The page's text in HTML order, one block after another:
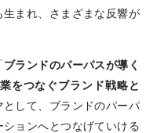
まれ、さまざまな反響が
ブランドのパーパスが導く
をつなぐブランド戦略と
として、ブランドのパーパ
ョンへとつなげていける